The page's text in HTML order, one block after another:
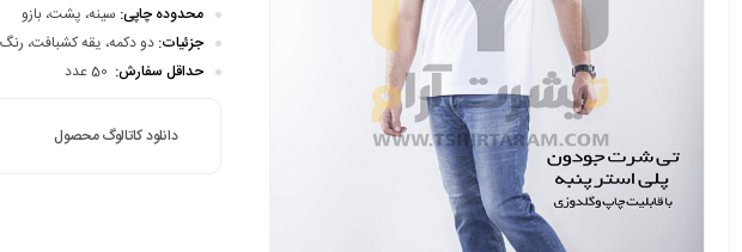
محدوده چاپی: سینه، پشت، بازو
جزئیات: دو دکمه، یقه کشبافت،
حداقل سفارش:
دانلود کاتالوگ محصول